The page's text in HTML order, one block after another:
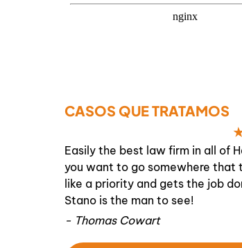
CASOS QUE TRATAMOS
Easily the best law firm in all of
you want to go somewhere that
like a priority and gets the job
Stano is the man to see!
- Thomas Cowart